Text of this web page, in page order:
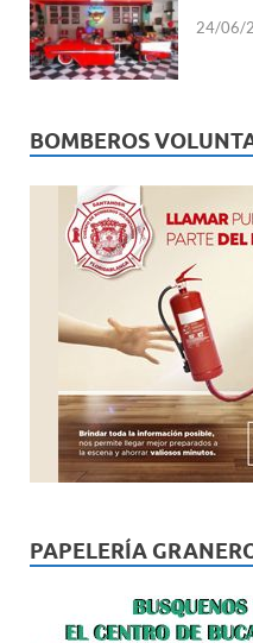
24/06/
BOMBEROS
PAPELERÍA